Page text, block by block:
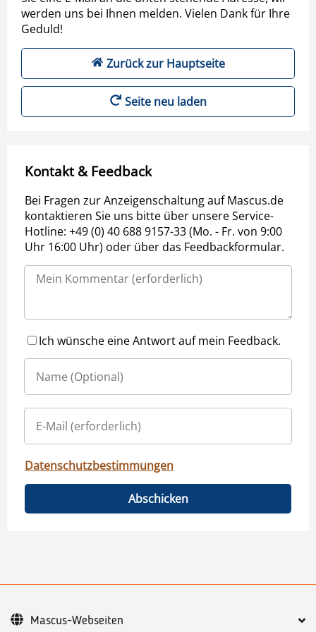
werden uns bei Ihnen melden. Vielen Dank für Ihre
Geduld!
Zurück zur Hauptseite
Seite neu laden
Kontakt & Feedback
Bei Fragen zur Anzeigenschaltung auf Mascus.de
kontaktieren Sie uns bitte über unsere Service-
Hotline: +49 (0) 40 688 9157-33 (Mo. - Fr. von 9:00
Uhr 16:00 Uhr) oder über das Feedbackformular.
Ich wünsche eine Antwort auf mein Feedback.
Datenschutzbestimmungen
Abschicken
Mascus-Webseiten